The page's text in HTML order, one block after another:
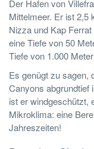
Der Hafen von
Mittelmeer. Er ist 2,5
Nizza und Kap
eine Tiefe von 50
Tiefe von 1.000
Es genügt zu sagen,
Canyons abgrundtief
ist er windgeschützt,
Mikroklima: eine
Jahreszeiten!